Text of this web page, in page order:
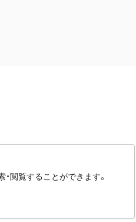
閲覧することができます。